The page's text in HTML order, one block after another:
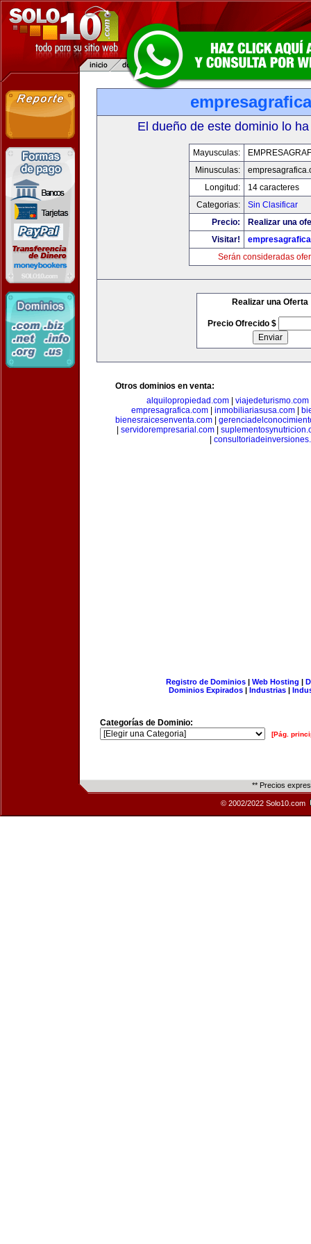
El dueño de este dominio lo
Mayusculas:
Minusculas:
Longitud:
14 caracteres
Categorias:
Sin Clasificar
Precio:
Realizar una
Visitar!
Serán consideradas
Realizar una Oferta
Precio Ofrecido $
Otros dominios en venta:
alquilopropiedad.com
viajedeturismo.com
empresagrafica.com| inmobiliariasusa.com|
bienesraicesenventa.com
servidorempresarial.com
Registro de Dominios| Web Hosting |
Dominios Expirados | Industrias |
Categorías de Dominio:
[Pág.
** Precios
© 2002/2022 Solo10.com